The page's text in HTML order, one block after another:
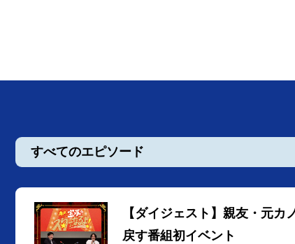
すべてのエピソード
【ダイジェスト】親友・元
戻す番組初イベント